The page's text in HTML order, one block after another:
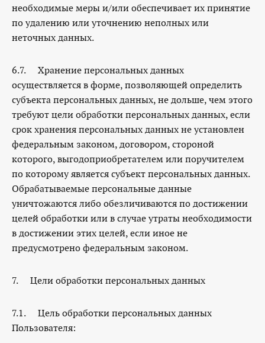
необходимые меры и/или обеспечивает их принятие
по удалению или уточнению неполных или
неточных данных.
6.7. Хранение персональных данных
осуществляется в форме, позволяющей определить
субъекта персональных данных, не дольше, чем этого
требуют цели обработки персональных данных, если
срок хранения персональных данных не установлен
федеральным законом, договором, стороной
которого, выгодоприобретателем или поручителем
по которому является субъект персональных данных.
Обрабатываемые персональные данные
уничтожаются либо обезличиваются по достижении
целей обработки или в случае утраты необходимости
в достижении этих целей, если иное не
предусмотрено федеральным законом.
7. Цели обработки персональных данных
7.1. Цель обработки персональных данных
Пользователя: